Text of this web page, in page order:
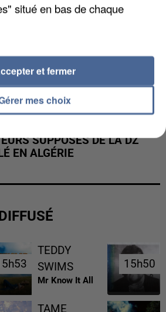
SUPPOSÉS DE LA DZ
EN ALGÉRIE
TEDDY
SWIMS
Mr Know It All
15h50
15h50
TAME
situé en bas de chaque
mes choix
et fermer